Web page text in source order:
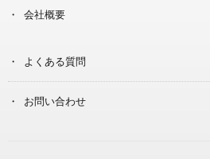
会社概要
よくある質問
お問い合わせ